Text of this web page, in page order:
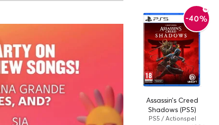
-40%
Assassin’s Creed
Shadows (PS5)
PS5 / Actionspel